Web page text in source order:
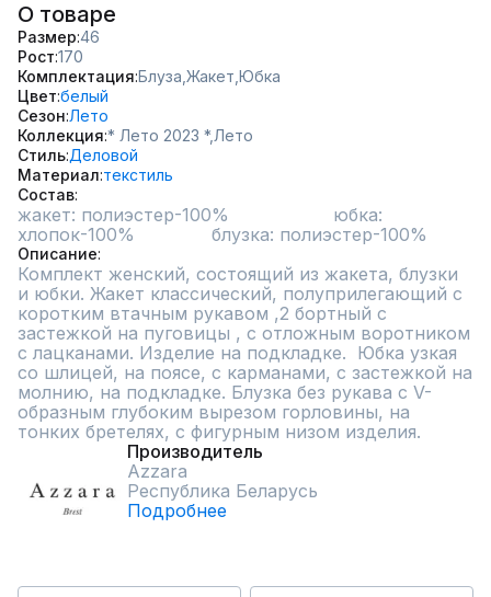
О товаре
Размер 46
Рост 170
Комплектация Блуза, Жакет, Юбка
Цвет белый
Сезон Лето
Коллекция * Лето 2023 *, Лето
Стиль Деловой
Материал текстиль
Состав
жакет: полиэстер-100%                   юбка:
хлопок-100%              блузка: полиэстер-100%
Описание
Комплект женский, состоящий из жакета, блузки
и юбки. Жакет классический, полуприлегающий с
коротким втачным рукавом ,2 бортный с
застежкой на пуговицы , с отложным воротником
с лацканами. Изделие на подкладке.  Юбка узкая
со шлицей, на поясе, с карманами, с застежкой на
молнию, на подкладке. Блузка без рукава с V-
образным глубоким вырезом горловины, на
тонких бретелях, с фигурным низом изделия.
Производитель
Azzara
Республика Беларусь
Подробнее